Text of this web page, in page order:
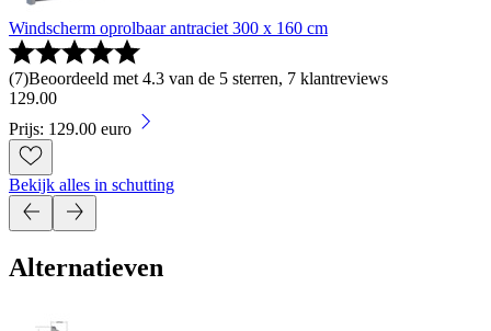
Windscherm oprolbaar antraciet 300 x 160 cm
(7)Beoordeeld met 4.3 van de 5 sterren, 7 klantreviews
129.00
Prijs: 129.00 euro
Bekijk alles in schutting
Alternatieven